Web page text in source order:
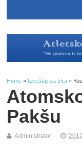
Home » Izveštaji sa trka »
Pakšu
Administrator